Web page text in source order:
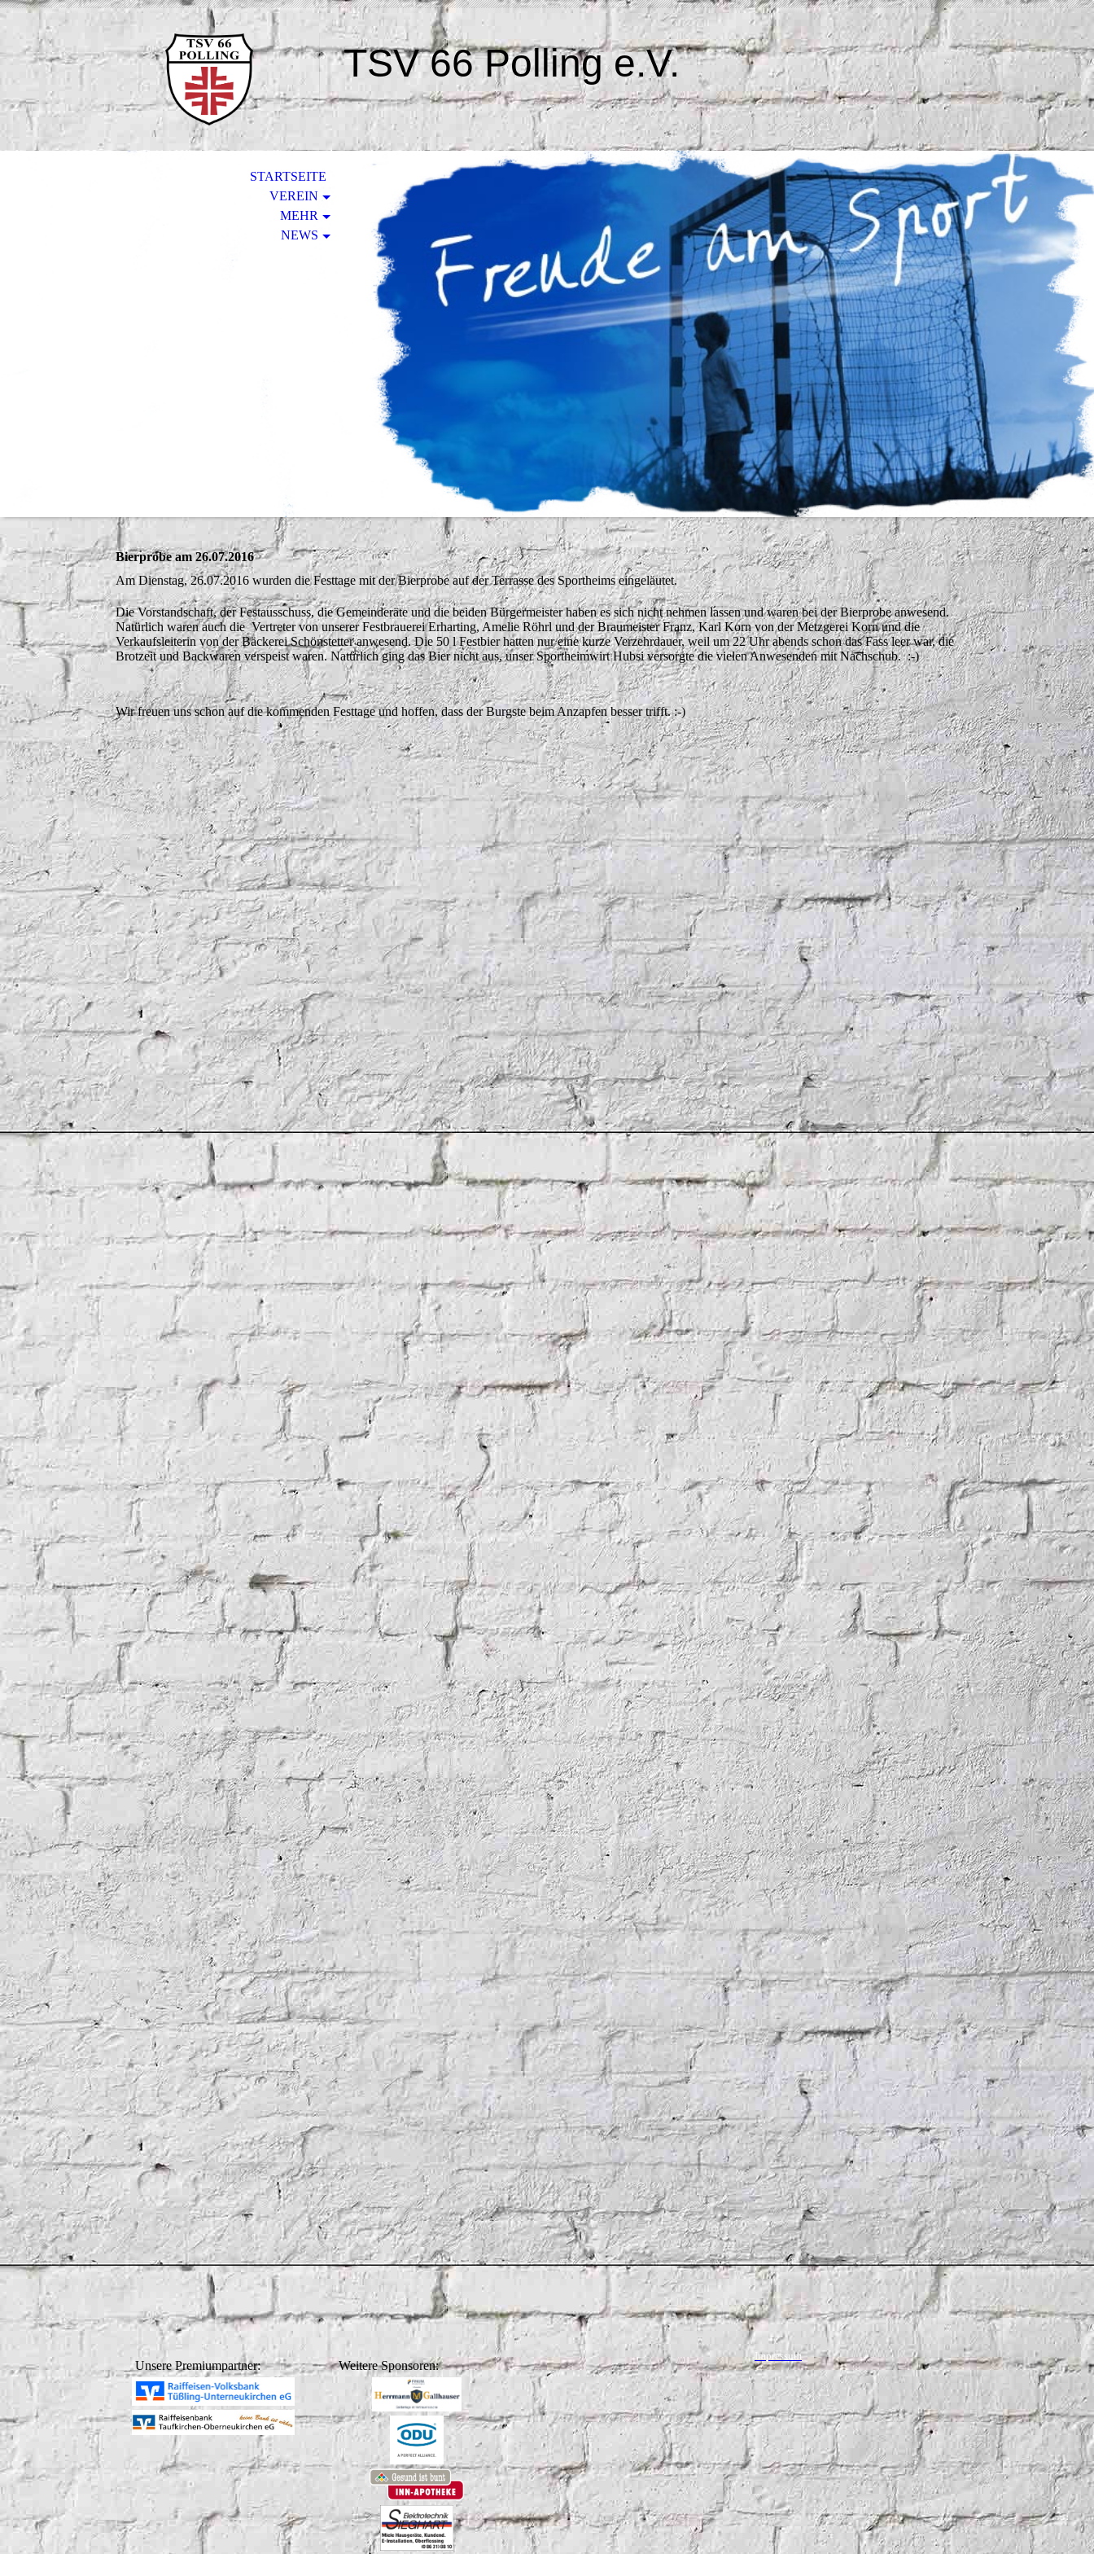
TSV 66 Polling e.V.
STARTSEITE
VEREIN
MEHR
NEWS
Bierprobe am 26.07.2016
Am Dienstag, 26.07.2016 wurden die Festtage mit der Bierprobe auf der Terrasse des Sportheims eingeläutet.
Die Vorstandschaft, der Festausschuss, die Gemeinderäte und die beiden Bürgermeister haben es sich nicht nehmen lassen und waren bei der Bierprobe anwesend.
Natürlich waren auch die Vertreter von unserer Festbrauerei Erharting, Amelie Röhrl und der Braumeister Franz, Karl Korn von der Metzgerei Korn und die
Verkaufsleiterin von der Bäckerei Schönstetter anwesend. Die 50 l Festbier hatten nur eine kurze Verzehrdauer, weil um 22 Uhr abends schon das Fass leer war, die
Brotzeit und Backwaren verspeist waren. Natürlich ging das Bier nicht aus, unser Sportheimwirt Hubsi versorgte die vielen Anwesenden mit Nachschub. :-)
Wir freuen uns schon auf die kommenden Festtage und hoffen, dass der Burgste beim Anzapfen besser trifft. :-)
Unsere Premiumpartner: Weitere Sponsoren:
Impressum